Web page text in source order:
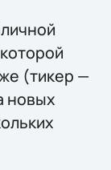
(тикер —
новых